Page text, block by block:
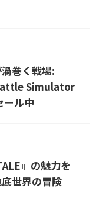
巻く戦場:
Simulator
ール中
』の魅力を
世界の冒険